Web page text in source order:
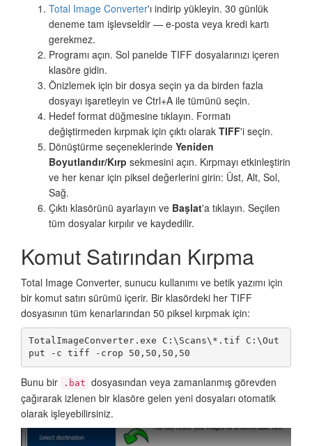
Total Image Converter'ı indirip yükleyin. 30 günlük
deneme tam işlevseldir — e-posta veya kredi kartı
gerekmez.
Programı açın. Sol panelde TIFF dosyalarınızı içeren
klasöre gidin.
Önizlemek için bir dosya seçin ya da birden fazla
dosyayı işaretleyin ve Ctrl+A ile tümünü seçin.
Hedef format düğmesine tıklayın. Formatı
değiştirmeden kırpmak için çıktı olarak TIFF'i seçin.
Dönüştürme seçeneklerinde Yeniden
Boyutlandır/Kırp sekmesini açın. Kırpmayı etkinleştirin
ve her kenar için piksel değerlerini girin: Üst, Alt, Sol,
Sağ.
Çıktı klasörünü ayarlayın ve Başlat'a tıklayın. Seçilen
tüm dosyalar kırpılır ve kaydedilir.
Komut Satırından Kırpma
Total Image Converter, sunucu kullanımı ve betik yazımı için
bir komut satırı sürümü içerir. Bir klasördeki her TIFF
dosyasının tüm kenarlarından 50 piksel kırpmak için:
TotalImageConverter.exe C:\Scans\*.tif C:\Out
put -c tiff -crop 50,50,50,50
Bunu bir .bat dosyasından veya zamanlanmış görevden
çağırarak izlenen bir klasöre gelen yeni dosyaları otomatik
olarak işleyebilirsiniz.